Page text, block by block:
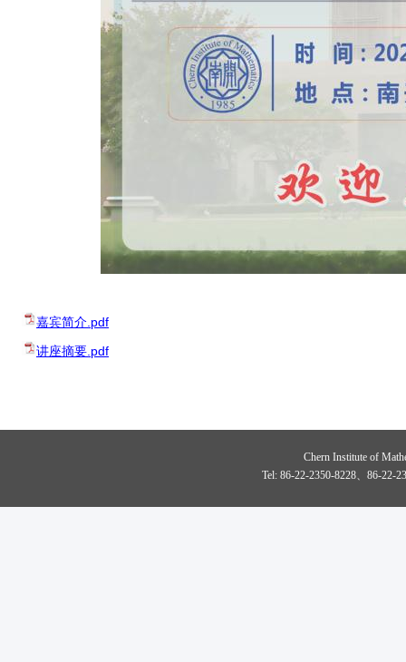
嘉宾简介.pdf
讲座摘要.pdf
Chern Institute of
Tel: 86-22-2350-8228、86-22-